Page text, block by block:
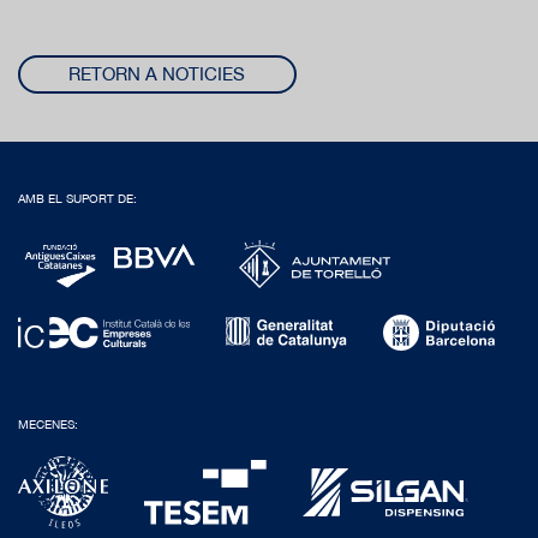
RETORN A NOTICIES
AMB EL SUPORT DE:
MECENES: